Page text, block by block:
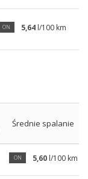
ON 5,64 l/100 km
Średnie spalanie
ON 5,60 l/100 km